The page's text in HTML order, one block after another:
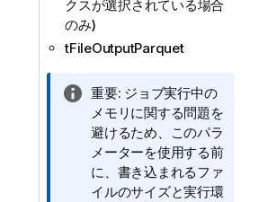
クスが選択されている場合
のみ)
tFileOutputParquet
情
報
メ
モ
重要: ジョブ実行中の
メモリに関する問題を
避けるため、このパラ
メーターを使用する前
に、書き込まれるファ
イルのサイズと実行環